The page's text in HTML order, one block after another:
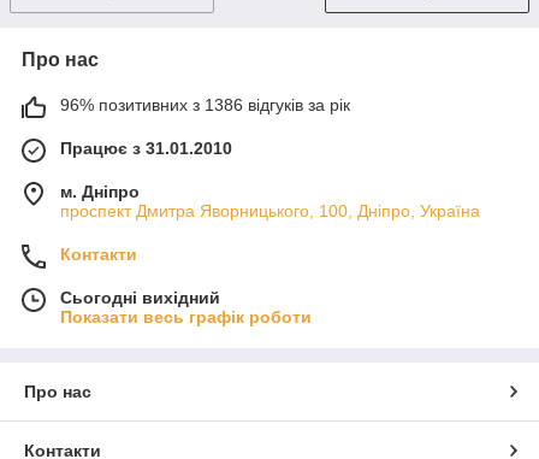
Про нас
96% позитивних з 1386 відгуків за рік
Працює з 31.01.2010
м. Дніпро
проспект Дмитра Яворницького, 100, Дніпро, Україна
Контакти
Сьогодні вихідний
Показати весь графік роботи
Про нас
Контакти